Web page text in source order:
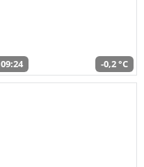
09:24 -0,2 °C